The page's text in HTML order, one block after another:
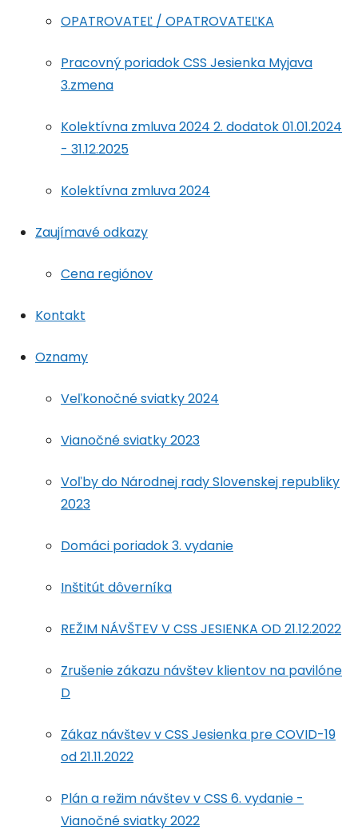
OPATROVATEĽ / OPATROVATEĽKA
Pracovný poriadok CSS Jesienka Myjava
3.zmena
Kolektívna zmluva 2024 2. dodatok 01.01.2024
- 31.12.2025
Kolektívna zmluva 2024
Zaujímavé odkazy
Cena regiónov
Kontakt
Oznamy
Veľkonočné sviatky 2024
Vianočné sviatky 2023
Voľby do Národnej rady Slovenskej republiky
2023
Domáci poriadok 3. vydanie
Inštitút dôverníka
REŽIM NÁVŠTEV V CSS JESIENKA OD 21.12.2022
Zrušenie zákazu návštev klientov na pavilóne
D
Zákaz návštev v CSS Jesienka pre COVID-19
od 21.11.2022
Plán a režim návštev v CSS 6. vydanie -
Vianočné sviatky 2022